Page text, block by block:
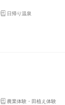
日帰り温泉
農業体験・田植え体験